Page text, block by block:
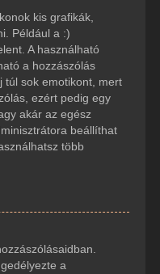
kis grafikák,
Például a :)
A használható
a hozzászólás
túl sok emotikont, mert
ezért pedig egy
akár az egész
beállíthat
több
a